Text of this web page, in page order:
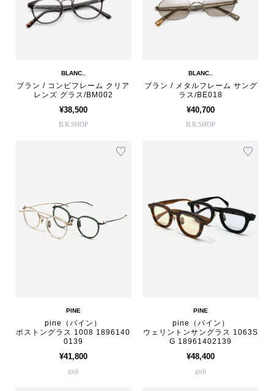
BLANC..
ブラン / コンビフレーム クリア
レンズ グラス/BM002
¥38,500
B.R.SHOP
BLANC..
ブラン / メタルフレーム サング
ラス/BE018
¥40,700
B.R.SHOP
PINE
pine（パイン）
ボストングラス 1008 1896140
0139
¥41,800
guji
PINE
pine（パイン）
ウェリントンサングラス 1063S
G 18961402139
¥48,400
guji